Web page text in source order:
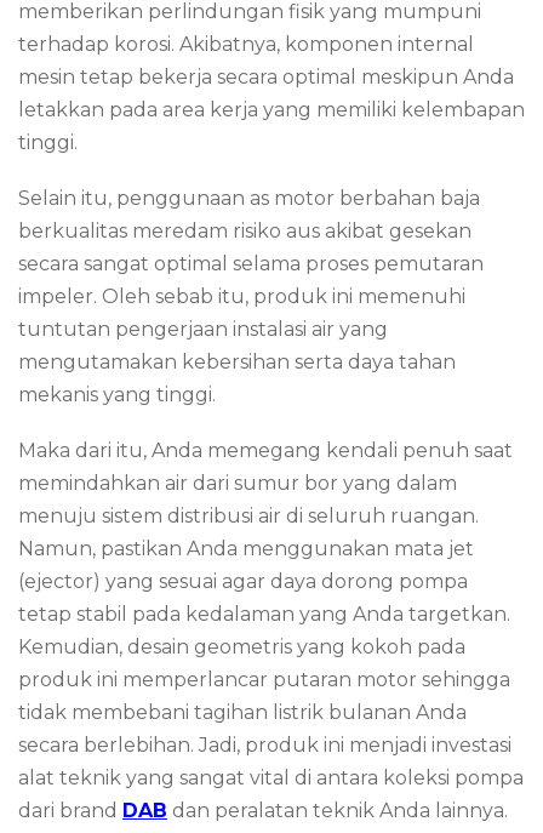
memberikan perlindungan fisik yang mumpuni
terhadap korosi. Akibatnya, komponen internal
mesin tetap bekerja secara optimal meskipun Anda
letakkan pada area kerja yang memiliki kelembapan
tinggi.
Selain itu, penggunaan as motor berbahan baja
berkualitas meredam risiko aus akibat gesekan
secara sangat optimal selama proses pemutaran
impeler. Oleh sebab itu, produk ini memenuhi
tuntutan pengerjaan instalasi air yang
mengutamakan kebersihan serta daya tahan
mekanis yang tinggi.
Maka dari itu, Anda memegang kendali penuh saat
memindahkan air dari sumur bor yang dalam
menuju sistem distribusi air di seluruh ruangan.
Namun, pastikan Anda menggunakan mata jet
(ejector) yang sesuai agar daya dorong pompa
tetap stabil pada kedalaman yang Anda targetkan.
Kemudian, desain geometris yang kokoh pada
produk ini memperlancar putaran motor sehingga
tidak membebani tagihan listrik bulanan Anda
secara berlebihan. Jadi, produk ini menjadi investasi
alat teknik yang sangat vital di antara koleksi pompa
dari brand DAB dan peralatan teknik Anda lainnya.